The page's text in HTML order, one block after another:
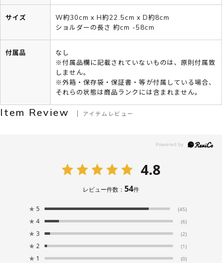
サイズ
W約30cm x H約22.5cm x D約8cm
ショルダーの長さ 約cm -58cm
付属品
なし
※付属品欄に記載されていないものは、原則付属致
しません。
※外箱・保存袋・保証書・等が付属している場合、
それらの状態は商品ランクには含まれません。
Item Review アイテムレビュー
4.8
レビュー件数： 54件
★ 5 (45)
★ 4 (6)
★ 3 (2)
★ 2 (1)
★ 1 (0)